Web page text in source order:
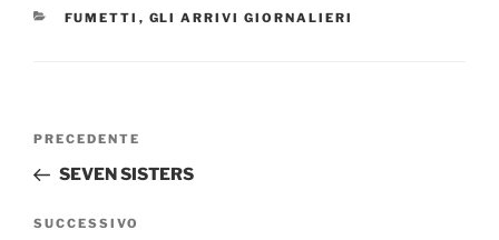
CATEGORIE
FUMETTI , GLI ARRIVI GIORNALIERI
Navigazione
Articolo
precedente:
PRECEDENTE
SEVEN SISTERS
Articolo
SUCCESSIVO